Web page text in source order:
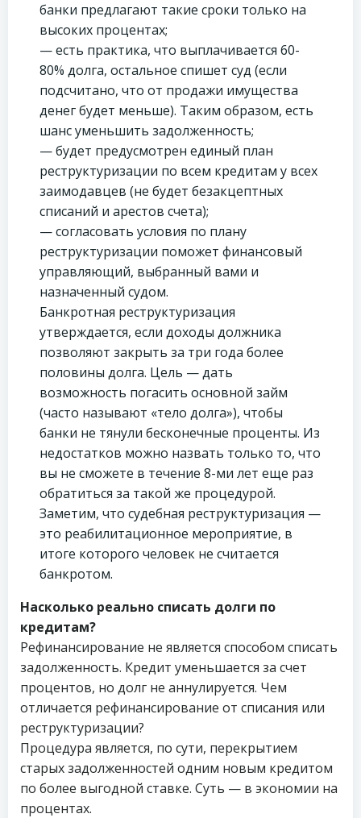
банки предлагают такие сроки только на
высоких процентах;
— есть практика, что выплачивается 60-
80% долга, остальное спишет суд (если
подсчитано, что от продажи имущества
денег будет меньше). Таким образом, есть
шанс уменьшить задолженность;
— будет предусмотрен единый план
реструктуризации по всем кредитам у всех
заимодавцев (не будет безакцептных
списаний и арестов счета);
— согласовать условия по плану
реструктуризации поможет финансовый
управляющий, выбранный вами и
назначенный судом.
Банкротная реструктуризация
утверждается, если доходы должника
позволяют закрыть за три года более
половины долга. Цель — дать
возможность погасить основной займ
(часто называют «тело долга»), чтобы
банки не тянули бесконечные проценты. Из
недостатков можно назвать только то, что
вы не сможете в течение 8-ми лет еще раз
обратиться за такой же процедурой.
Заметим, что судебная реструктуризация —
это реабилитационное мероприятие, в
итоге которого человек не считается
банкротом.
Насколько реально списать долги по
кредитам?
Рефинансирование не является способом списать
задолженность. Кредит уменьшается за счет
процентов, но долг не аннулируется. Чем
отличается рефинансирование от списания или
реструктуризации?
Процедура является, по сути, перекрытием
старых задолженностей одним новым кредитом
по более выгодной ставке. Суть — в экономии на
процентах.